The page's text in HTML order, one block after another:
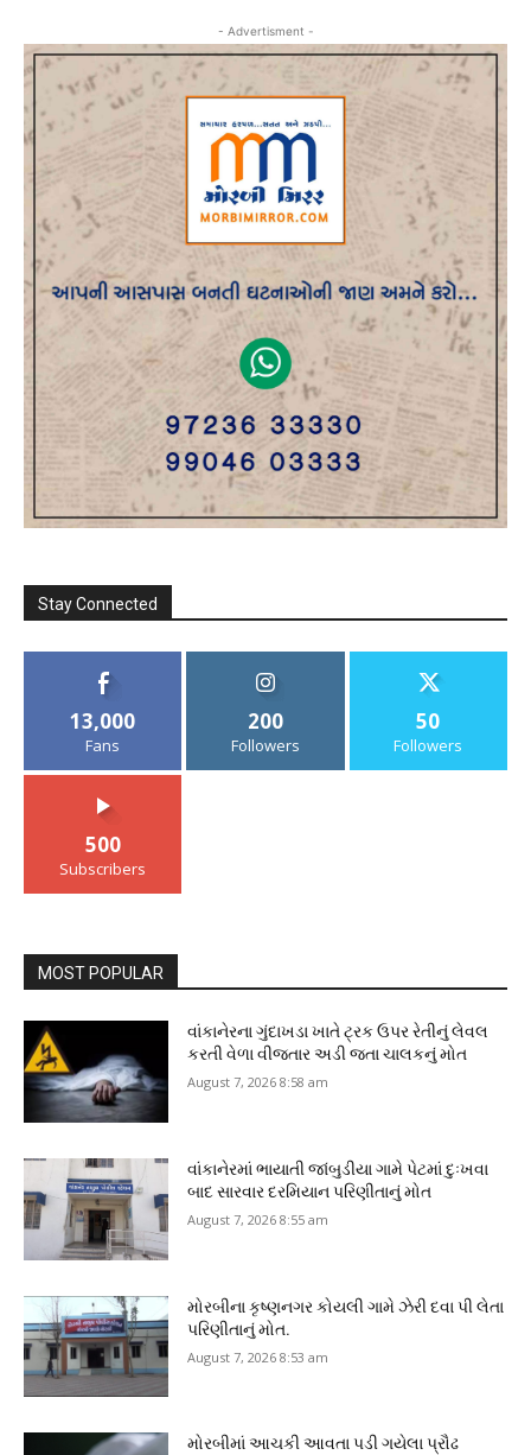
- Advertisment -
Stay Connected
13,000
Fans
200
Followers
50
Followers
500
Subscribers
MOST POPULAR
વાંકાનેરના ગુંદાખડા ખાતે ટ્રક ઉપર રેતીનું લેવલ
કરતી વેળા વીજતાર અડી જતા ચાલકનું મોત
August 7, 2026 8:58 am
વાંકાનેરમાં ભાયાતી જાંબુડીયા ગામે પેટમાં દુઃખવા
બાદ સારવાર દરમિયાન પરિણીતાનું મોત
August 7, 2026 8:55 am
મોરબીના કૃષ્ણનગર કોયલી ગામે ઝેરી દવા પી લેતા
પરિણીતાનું મોત.
August 7, 2026 8:53 am
મોરબીમાં આચકી આવતા પડી ગયેલા પ્રૌઢ